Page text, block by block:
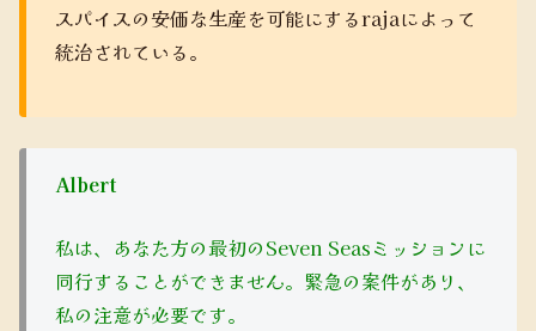
スパイスの安価な生産を可能にするrajaによって
統治されている。
Albert
私は、あなた方の最初のSeven Seasミッションに
同行することができません。緊急の案件があり、
私の注意が必要です。